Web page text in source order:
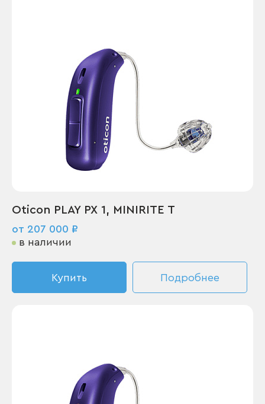
Oticon PLAY PX 1, MINIRITE T
от 207 000 ₽
в наличии
Купить Подробнее